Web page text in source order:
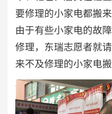
要修理的小家电都搬
由于有些小家电的故
修理，东瑞志愿者就
来不及修理的小家电